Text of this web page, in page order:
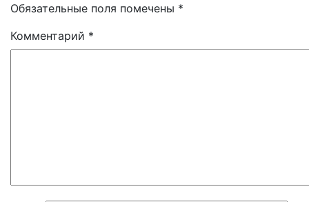
Обязательные поля помечены *
Комментарий *